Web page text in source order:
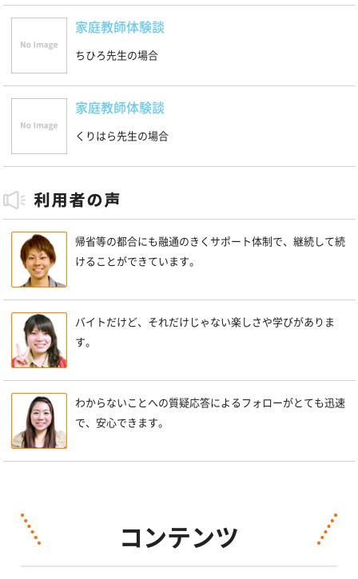
家庭教師体験談
ちひろ先生の場合
家庭教師体験談
くりはら先生の場合
帰省等の都合にも融通のきくサポート体制で、継続して続
けることができています。
バイトだけど、それだけじゃない楽しさや学びがありま
す。
わからないことへの質疑応答によるフォローがとても迅速
で、安心できます。
コンテンツ